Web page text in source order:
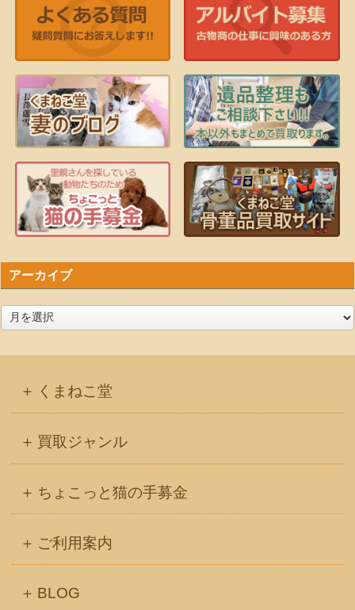
アーカイブ
くまねこ堂
買取ジャンル
ちょこっと猫の手募金
ご利用案内
BLOG